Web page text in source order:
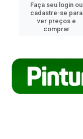
Faça seu login ou
cadastre-se para
ver preços e
comprar